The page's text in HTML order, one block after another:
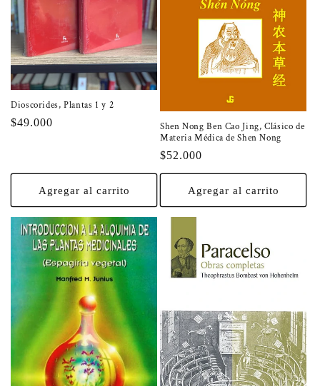
Dioscorides, Plantas 1 y 2
Precio
$49.000
Agregar al carrito
Shen Nong Ben Cao Jing, Clásico de
Materia Médica de Shen Nong
Precio
habitual
$52.000
Agregar al carrito